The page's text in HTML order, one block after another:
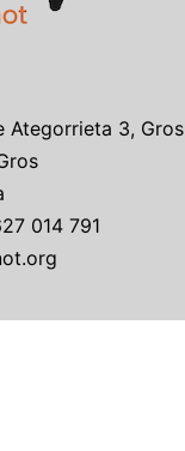
Ategorrieta 3, Gros
014 791